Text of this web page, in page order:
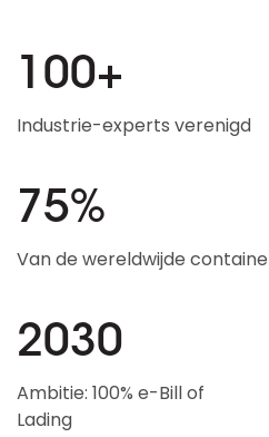
100+
Industrie-experts verenigd
75%
Van de wereldwijde
2030
Ambitie: 100% e-Bill of
Lading